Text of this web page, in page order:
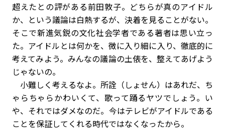
超えたとの評がある前田敦子。どちらが真のアイドル
か、という議論は白熱するが、決着を見ることがない。
そこで新進気鋭の文化社会学者である著者は思い立っ
た。アイドルとは何かを、微に入り細に入り、徹底的に
考えてみよう。みんなの議論の土俵を、整えてあげよう
じゃないの。
小難しく考えるなよ。所詮（しょせん）はあれだ、ち
ゃらちゃらかわいくて、歌って踊るヤツでしょう。い
や、それではダメなのだ。今はテレビがアイドルである
ことを保証してくれる時代ではなくなったから。